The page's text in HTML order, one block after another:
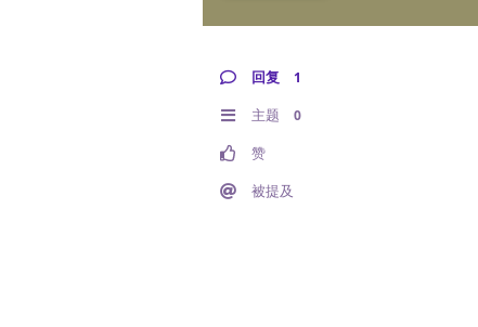
回复 1
主题 0
赞
被提及